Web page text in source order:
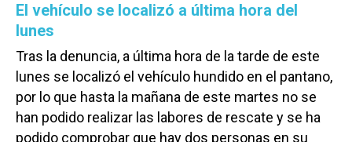
El vehículo se localizó a última hora del
lunes
Tras la denuncia, a última hora de la tarde de este
lunes se localizó el vehículo hundido en el pantano,
por lo que hasta la mañana de este martes no se
han podido realizar las labores de rescate y se ha
podido comprobar que hay dos personas en su